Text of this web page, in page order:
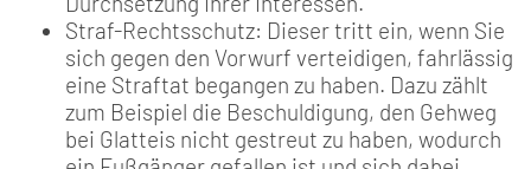
Straf-Rechtsschutz: Dieser tritt ein, wenn Sie
sich gegen den Vorwurf verteidigen, fahrlässig
eine Straftat begangen zu haben. Dazu zählt
zum Beispiel die Beschuldigung, den Gehweg
bei Glatteis nicht gestreut zu haben, wodurch